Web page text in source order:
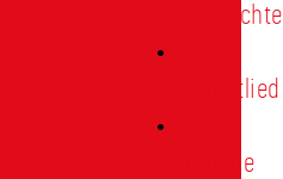
Geschichte
Heimatlied
Freunde